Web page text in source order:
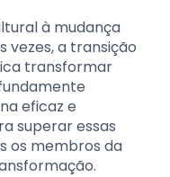
à mudança
vezes, a transição
transformar
eficaz e
superar essas
os membros da